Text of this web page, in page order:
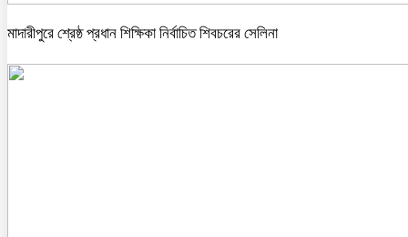
মাদারীপুরে শ্রেষ্ঠ প্রধান শিক্ষিকা নির্বাচিত শিবচরের সেলিনা